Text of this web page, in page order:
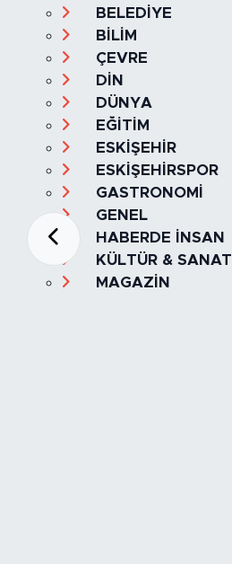
BELEDİYE
BİLİM
ÇEVRE
DİN
DÜNYA
EĞİTİM
ESKİŞEHİR
ESKİŞEHİRSPOR
GASTRONOMİ
GENEL
HABERDE İNSAN
KÜLTÜR & SANAT
MAGAZİN